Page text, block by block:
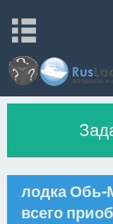
лодка Обь-
всего